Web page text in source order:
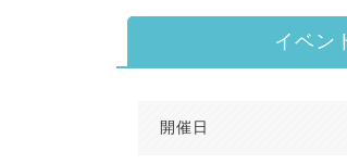
イベン
開催日